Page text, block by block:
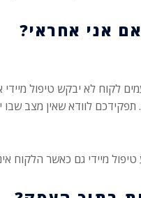
לא יבקש טיפול
לוודא שאין מצב שבו
מיידי גם כאשר הלקוח